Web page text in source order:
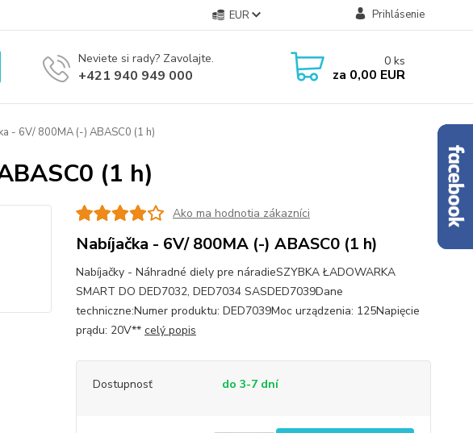
EUR Prihlásenie
Neviete si rady? Zavolajte.
+421 940 949 000
0 ks
za 0,00 EUR
- 6V/ 800MA (-) ABASC0 (1 h)
(1 h)
Ako ma hodnotia zákazníci
Nabíjačka - 6V/ 800MA (-) ABASC0 (1 h)
Nabíjačky - Náhradné diely pre náradieSZYBKA ŁADOWARKA
SMART DO DED7032, DED7034 SASDED7039Dane
techniczne:Numer produktu: DED7039Moc urządzenia: 125Napięcie
prądu: 20V** celý popis
Dostupnosť do 3-7 dní